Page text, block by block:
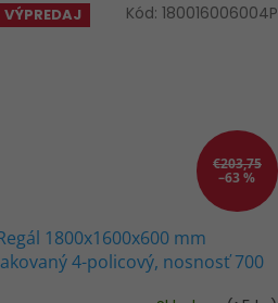
VÝPREDAJ
€203,75
–63 %
1800x1600x600 mm
4-policový, nosnosť 700
Kód: 180016006004P